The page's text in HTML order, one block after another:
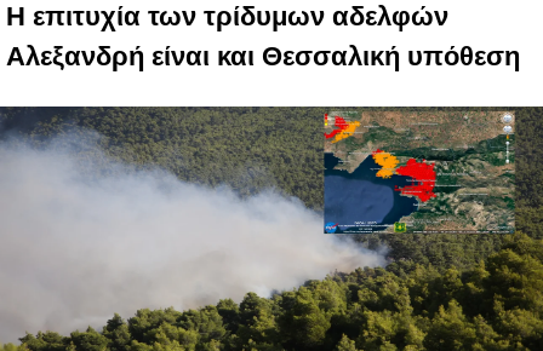
Η επιτυχία των τρίδυμων αδελφών
Αλεξανδρή είναι και Θεσσαλική υπόθεση